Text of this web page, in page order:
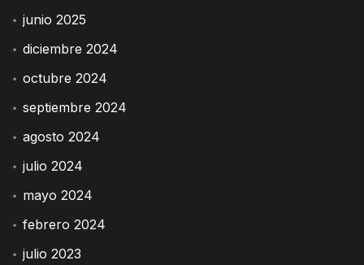
junio 2025
diciembre 2024
octubre 2024
septiembre 2024
agosto 2024
julio 2024
mayo 2024
febrero 2024
julio 2023